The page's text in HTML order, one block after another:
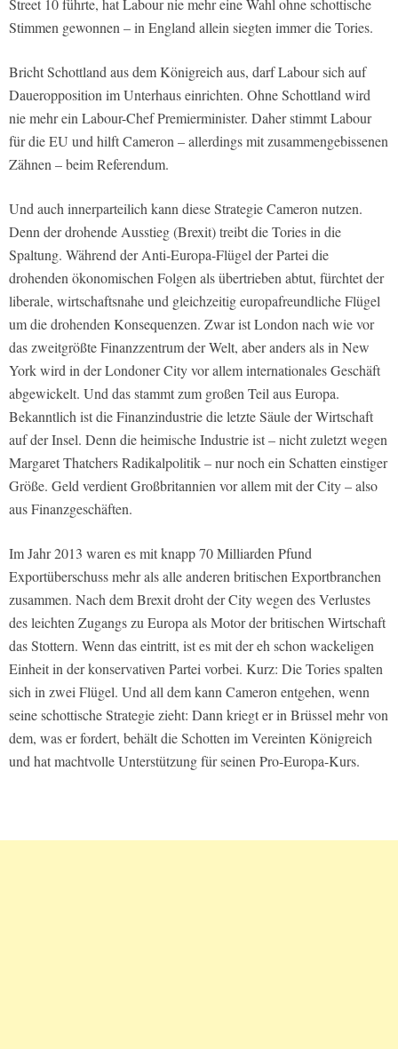
Street 10 führte, hat Labour nie mehr eine Wahl ohne schottische
Stimmen gewonnen – in England allein siegten immer die Tories.
Bricht Schottland aus dem Königreich aus, darf Labour sich auf
Daueropposition im Unterhaus einrichten. Ohne Schottland wird
nie mehr ein Labour-Chef Premierminister. Daher stimmt Labour
für die EU und hilft Cameron – allerdings mit zusammengebissenen
Zähnen – beim Referendum.
Und auch innerparteilich kann diese Strategie Cameron nutzen.
Denn der drohende Ausstieg (Brexit) treibt die Tories in die
Spaltung. Während der Anti-Europa-Flügel der Partei die
drohenden ökonomischen Folgen als übertrieben abtut, fürchtet der
liberale, wirtschaftsnahe und gleichzeitig europafreundliche Flügel
um die drohenden Konsequenzen. Zwar ist London nach wie vor
das zweitgrößte Finanzzentrum der Welt, aber anders als in New
York wird in der Londoner City vor allem internationales Geschäft
abgewickelt. Und das stammt zum großen Teil aus Europa.
Bekanntlich ist die Finanzindustrie die letzte Säule der Wirtschaft
auf der Insel. Denn die heimische Industrie ist – nicht zuletzt wegen
Margaret Thatchers Radikalpolitik – nur noch ein Schatten einstiger
Größe. Geld verdient Großbritannien vor allem mit der City – also
aus Finanzgeschäften.
Im Jahr 2013 waren es mit knapp 70 Milliarden Pfund
Exportüberschuss mehr als alle anderen britischen Exportbranchen
zusammen. Nach dem Brexit droht der City wegen des Verlustes
des leichten Zugangs zu Europa als Motor der britischen Wirtschaft
das Stottern. Wenn das eintritt, ist es mit der eh schon wackeligen
Einheit in der konservativen Partei vorbei. Kurz: Die Tories spalten
sich in zwei Flügel. Und all dem kann Cameron entgehen, wenn
seine schottische Strategie zieht: Dann kriegt er in Brüssel mehr von
dem, was er fordert, behält die Schotten im Vereinten Königreich
und hat machtvolle Unterstützung für seinen Pro-Europa-Kurs.